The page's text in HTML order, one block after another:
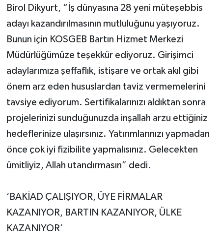
Birol Dikyurt, “İş dünyasına 28 yeni müteşebbis
adayı kazandırılmasının mutluluğunu yaşıyoruz.
Bunun için KOSGEB Bartın Hizmet Merkezi
Müdürlüğümüze teşekkür ediyoruz. Girişimci
adaylarımıza şeffaflık, istişare ve ortak akıl gibi
önem arz eden hususlardan taviz vermemelerini
tavsiye ediyorum. Sertifikalarınızı aldıktan sonra
projelerinizi sunduğunuzda inşallah arzu ettiğiniz
hedeflerinize ulaşırsınız. Yatırımlarınızı yapmadan
önce çok iyi fizibilite yapmalısınız. Gelecekten
ümitliyiz, Allah utandırmasın” dedi.
‘BAKİAD ÇALIŞIYOR, ÜYE FİRMALAR
KAZANIYOR, BARTIN KAZANIYOR, ÜLKE
KAZANIYOR’